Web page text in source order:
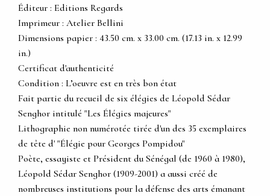
Éditeur : Editions Regards
Imprimeur : Atelier Bellini
Dimensions papier : 43.50 cm. x 33.00 cm. (17.13 in. x 12.99
in.)
Certificat d'authenticité
Condition : L’oeuvre est en très bon état
Fait partie du recueil de six élégies de Léopold Sédar
Senghor intitulé "Les Élégies majeures"
Lithographie non numérotée tirée d'un des 35 exemplaires
de tête d' "Élégie pour Georges Pompidou"
Poète, essayiste et Président du Sénégal (de 1960 à 1980),
Léopold Sédar Senghor (1909-2001) a aussi créé de
nombreuses institutions pour la défense des arts émanant